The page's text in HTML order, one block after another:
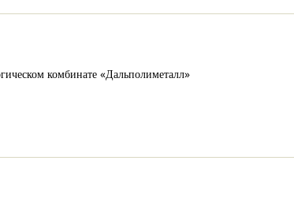
комбинате «Дальполиметалл»